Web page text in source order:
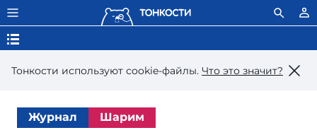
Тонкости используют сookie-файлы. Что это значит?
Журнал Шарим